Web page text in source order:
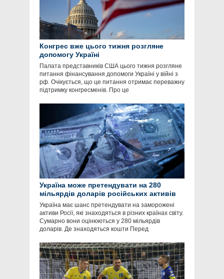
Конгрес вже цього тижня розгляне
допомогу Україні
Палата представників США цього тижня розгляне
питання фінансування допомоги Україні у війні з
рф. Очікується, що це питання отримає переважну
підтримку конгресменів. Про це
Україна може претендувати на 280
мільярдів доларів російських активів
Україна має шанс претендувати на заморожені
активи Росії, які знаходяться в різних країнах світу.
Сумарно вони оцінюються у 280 мільярдів
доларів. Де знаходяться кошти Перед